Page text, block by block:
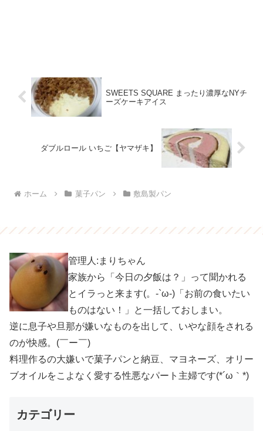
SWEETS SQUARE まったり濃厚なNYチ
ーズケーキアイス
ダブルロール いちご【ヤマザキ】
ホーム 菓子パン 敷島製パン
管理人:まりちゃん
家族から「今日の夕飯は？」って聞かれる
とイラっと来ます(。-`ω-)「お前の食いたい
ものはない！」と一括しておしまい。
逆に息子や旦那が嫌いなものを出して、いやな顔をされる
のが快感。(￣ー￣)
料理作るの大嫌いで菓子パンと納豆、マヨネーズ、オリー
ブオイルをこよなく愛する性悪なパート主婦です(*´ω｀*)
カテゴリー